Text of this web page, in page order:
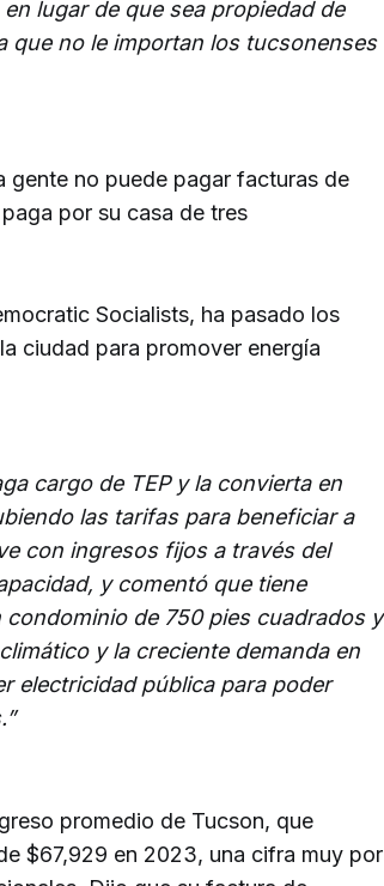
lugar de que sea propiedad de
que no le importan los tucsonenses
gente no puede pagar facturas de
por su casa de tres
Socialists, ha pasado los
ciudad para promover energía
cargo de TEP y la convierta en
las tarifas para beneficiar a
con ingresos fijos a través del
y comentó que tiene
de 750 pies cuadrados y
y la creciente demanda en
electricidad pública para poder
promedio de Tucson, que
$67,929 en 2023, una cifra muy por